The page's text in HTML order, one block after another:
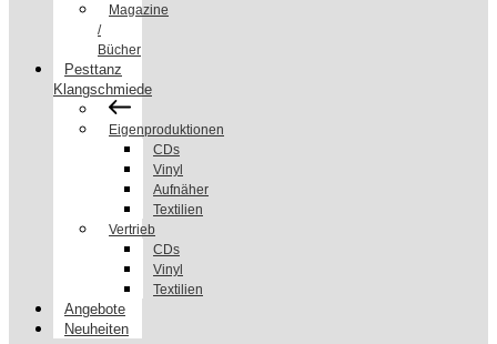
Magazine
/
Bücher
Pesttanz
Klangschmiede
Eigenproduktionen
CDs
Vinyl
Aufnäher
Textilien
Vertrieb
CDs
Vinyl
Textilien
Angebote
Neuheiten